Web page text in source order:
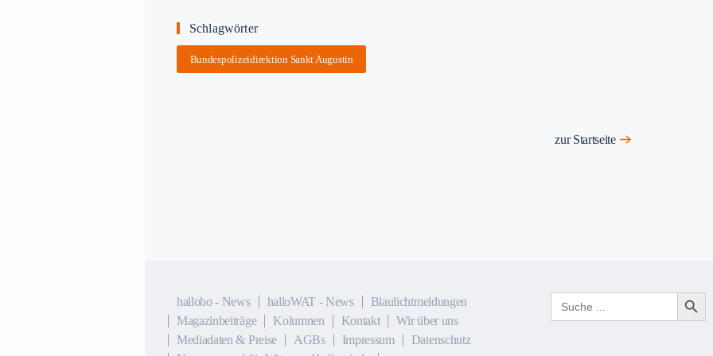
Schlagwörter
Bundespolizeidirektion Sankt Augustin
zur Startseite
hallobo - News halloWAT - News
Blaulichtmeldungen
Magazinbeiträge
Kolumnen Kontakt
Wir über uns
Mediadaten & Preise
AGBs Impressum
Datenschutz
Search
for:
Search Button